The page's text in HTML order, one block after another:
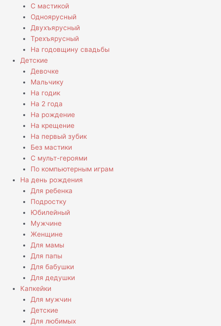
С мастикой
Одноярусный
Двухъярусный
Трехъярусный
На годовщину свадьбы
Детские
Девочке
Мальчику
На годик
На 2 года
На рождение
На крещение
На первый зубик
Без мастики
С мульт-героями
По компьютерным играм
На день рождения
Для ребенка
Подростку
Юбилейный
Мужчине
Женщине
Для мамы
Для папы
Для бабушки
Для дедушки
Капкейки
Для мужчин
Детские
Для любимых